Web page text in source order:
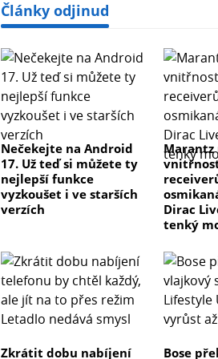
Články odjinud
Nečekejte na Android
17. Už teď si můžete ty
nejlepší funkce
vyzkoušet i ve starších
verzích
Marantz
Dirac
tenký
Zkrátit dobu nabíjení Bose